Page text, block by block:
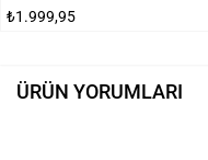
₺1.999,95
ÜRÜN YORUMLARI